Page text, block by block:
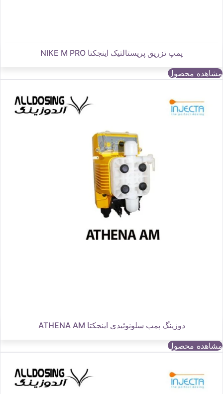
پمپ تزریق پریستالتیک اینجکتا NIKE M PRO
مشاهده محصول
دوزینگ پمپ سلونوئیدی اینجکتا ATHENA AM
مشاهده محصول